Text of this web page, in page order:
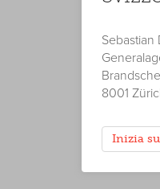
Sebastian
8001
Inizia